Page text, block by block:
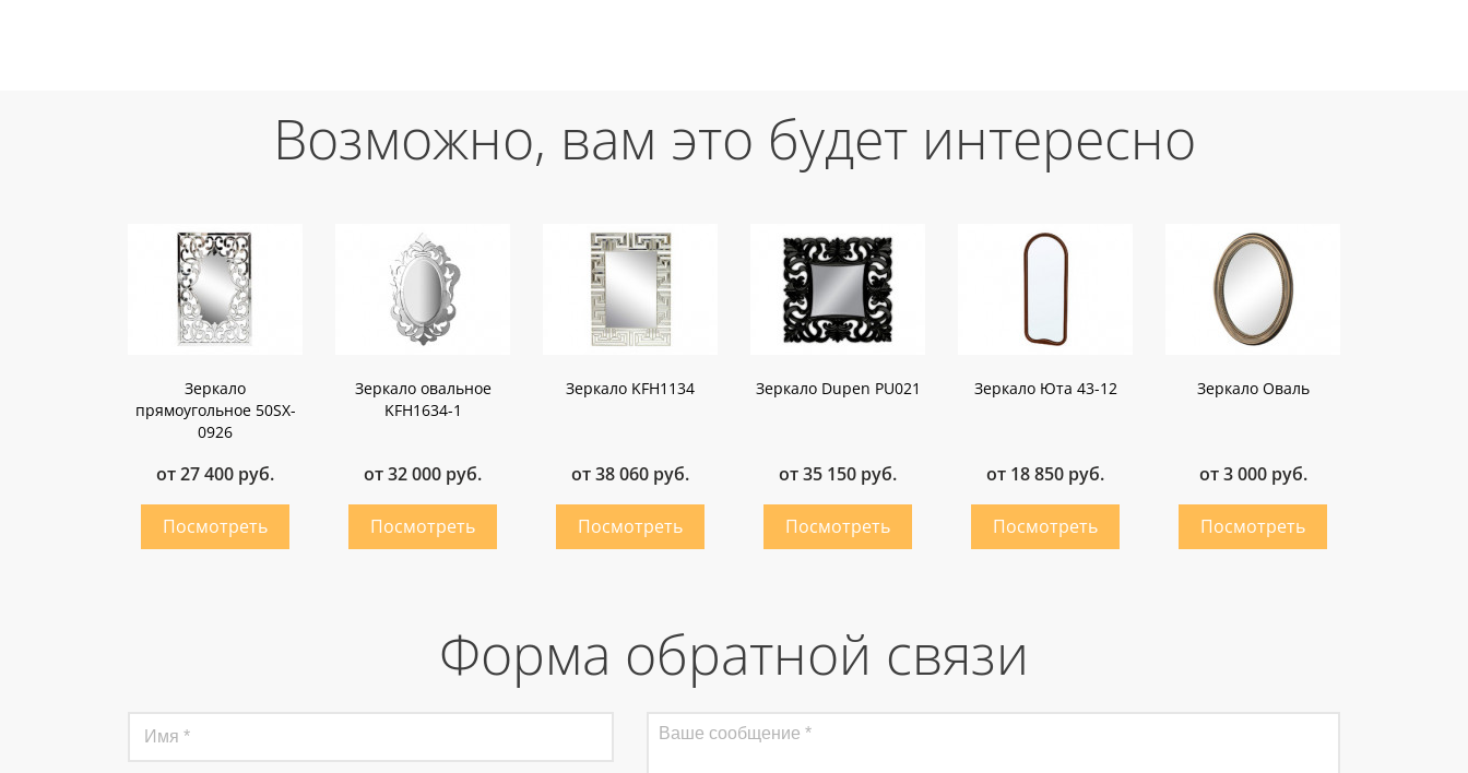
Возможно, вам это будет интересно
Зеркало
прямоугольное 50SX-
0926
от 27 400 руб.
Зеркало овальное
KFH1634-1
от 32 000 руб.
Зеркало KFH1134
от 38 060 руб.
Зеркало Dupen PU021
от 35 150 руб.
Зеркало Юта 43-12
от 18 850 руб.
Зеркало Оваль
от 3 000 руб.
Форма обратной связи